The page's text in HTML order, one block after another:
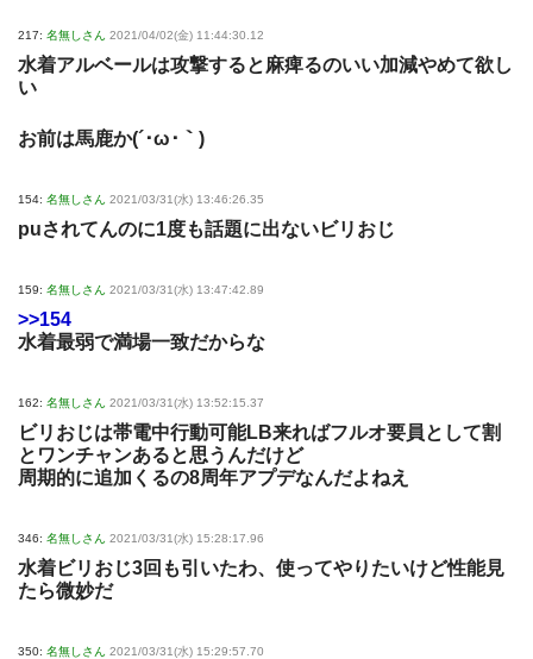
217: 名無しさん 2021/04/02(金) 11:44:30.12
水着アルベールは攻撃すると麻痺るのいい加減やめて欲し
い
お前は馬鹿か(´･ω･｀)
154: 名無しさん 2021/03/31(水) 13:46:26.35
puされてんのに1度も話題に出ないビリおじ
159: 名無しさん 2021/03/31(水) 13:47:42.89
>>154
水着最弱で満場一致だからな
162: 名無しさん 2021/03/31(水) 13:52:15.37
ビリおじは帯電中行動可能LB来ればフルオ要員として割
とワンチャンあると思うんだけど
周期的に追加くるの8周年アプデなんだよねえ
346: 名無しさん 2021/03/31(水) 15:28:17.96
水着ビリおじ3回も引いたわ、使ってやりたいけど性能見
たら微妙だ
350: 名無しさん 2021/03/31(水) 15:29:57.70